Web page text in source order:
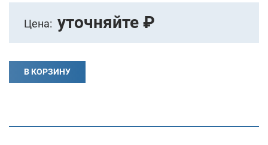
Цена: уточняйте ₽
В КОРЗИНУ